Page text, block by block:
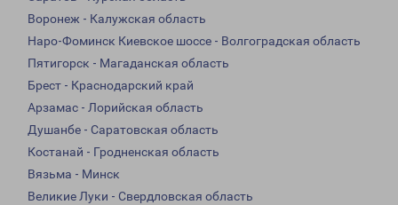
Воронеж - Калужская область
Наро-Фоминск Киевское шоссе - Волгоградская область
Пятигорск - Магаданская область
Брест - Краснодарский край
Арзамас - Лорийская область
Душанбе - Саратовская область
Костанай - Гродненская область
Вязьма - Минск
Великие Луки - Свердловская область